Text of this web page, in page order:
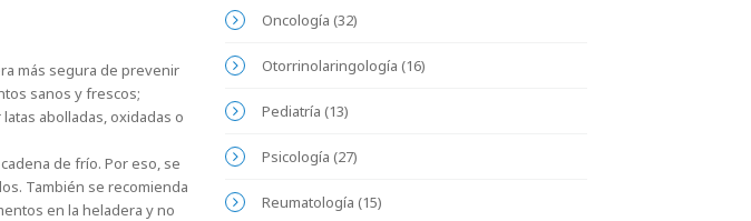
más segura de prevenir
sanos y frescos;
abolladas, oxidadas o
de frío. Por eso, se
También se recomienda
en la heladera y no
Oncología (32)
Otorrinolaringología (16)
Pediatría (13)
Psicología (27)
Reumatología (15)